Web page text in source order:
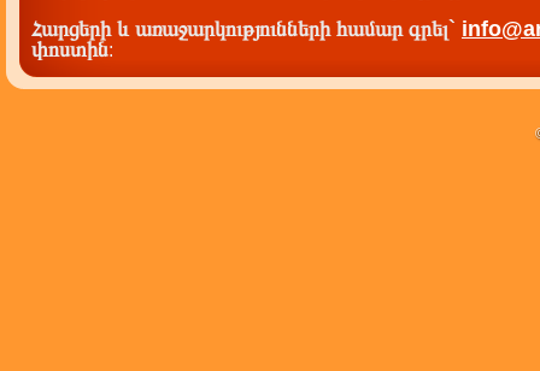
Հարցերի և առաջարկությունների համար գրել`
փոստին: